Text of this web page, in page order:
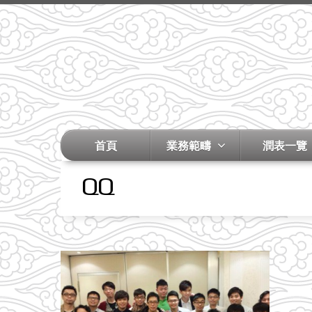
首頁 業務範疇 潤表一覽
QQ